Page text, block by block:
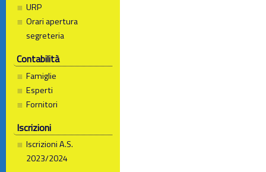
URP
Orari apertura
segreteria
Contabilità
Famiglie
Esperti
Fornitori
Iscrizioni
Iscrizioni A.S.
2023/2024